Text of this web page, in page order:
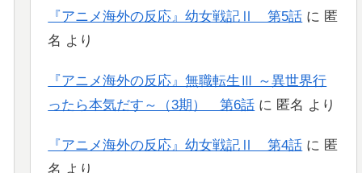
『アニメ海外の反応』幼女戦記Ⅱ 第5話 に 匿
名 より
『アニメ海外の反応』無職転生Ⅲ ～異世界行
ったら本気だす～（3期） 第6話 に 匿名 より
『アニメ海外の反応』幼女戦記Ⅱ 第4話 に 匿
名 より